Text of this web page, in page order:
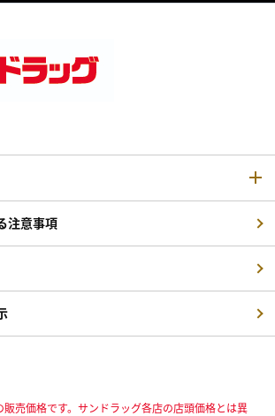
注意事項
売価格です。サンドラッグ各店の店頭価格とは異